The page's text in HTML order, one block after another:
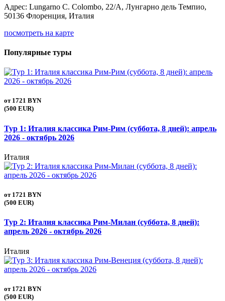
Адрес: Lungarno C. Colombo, 22/A, Лунгарно дель Темпио,
50136 Флоренция, Италия
посмотреть на карте
Популярные туры
от 1721 BYN
(500 EUR)
Тур 1: Италия классика Рим-Рим (суббота, 8 дней): апрель
2026 - октябрь 2026
Италия
от 1721 BYN
(500 EUR)
Тур 2: Италия классика Рим-Милан (суббота, 8 дней):
апрель 2026 - октябрь 2026
Италия
от 1721 BYN
(500 EUR)